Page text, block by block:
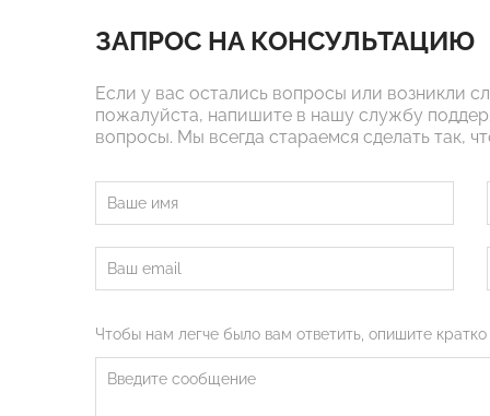
ЗАПРОС НА КОНСУЛЬТАЦИЮ
Если у вас остались вопросы или возникли
пожалуйста, напишите в нашу службу
вопросы. Мы всегда стараемся сделать так,
Чтобы нам легче было вам ответить, опишите